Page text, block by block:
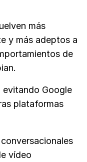
más
y más adeptos a
de
evitando Google
plataformas
vídeo